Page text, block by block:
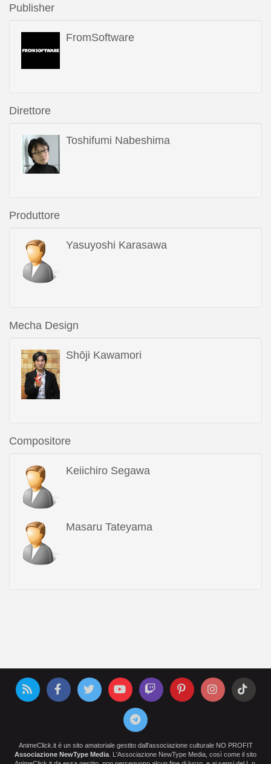
Publisher
FromSoftware
Direttore
Toshifumi Nabeshima
Produttore
Yasuyoshi Karasawa
Mecha Design
Shōji Kawamori
Compositore
Keiichiro Segawa
Masaru Tateyama
AnimeClick.it è un sito amatoriale gestito dall'associazione culturale NO PROFIT
Associazione NewType Media . L'Associazione NewType Media, così come il sito